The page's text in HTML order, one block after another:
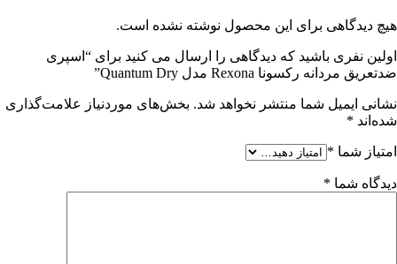
هیچ دیدگاهی برای این محصول نوشته نشده است.
اولین نفری باشید که دیدگاهی را ارسال می کنید برای “اسپری
ضدتعریق مردانه رکسونا Rexona مدل Quantum Dry”
نشانی ایمیل شما منتشر نخواهد شد. بخش‌های موردنیاز علامت‌گذاری
شده‌اند *
امتیاز شما *
دیدگاه شما *